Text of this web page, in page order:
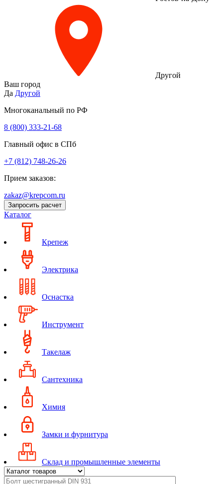
Другой
Ваш город
Да Другой
Многоканальный по РФ
8 (800) 333‑21-68
Главный офис в СПб
+7 (812) 748-26-26
Прием заказов:
zakaz@krepcom.ru
Запросить расчет
Каталог
Крепеж
Электрика
Оснастка
Инструмент
Такелаж
Сантехника
Химия
Замки и фурнитура
Склад и промышленные элементы